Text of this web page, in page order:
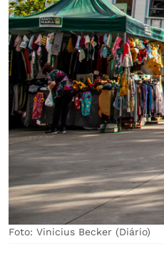
Foto: Vinicius Becker (Diário)